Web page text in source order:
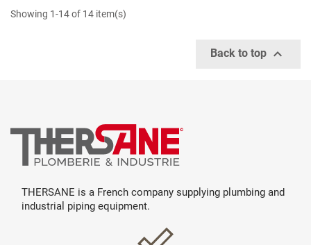
Showing 1-14 of 14 item(s)
Back to top 
THERSANE is a French company supplying plumbing and
industrial piping equipment.